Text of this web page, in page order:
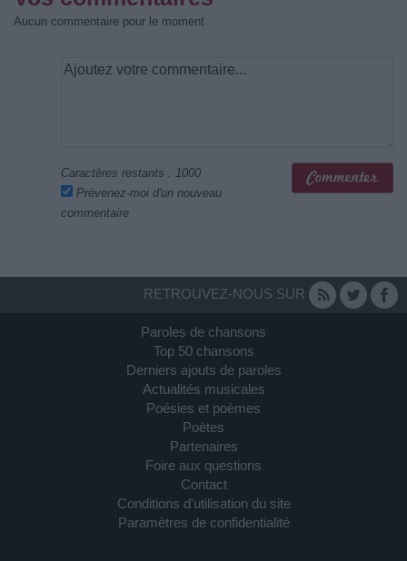
Aucun commentaire pour le moment
Caractères restants : 1000
Prévenez-moi d'un nouveau
commentaire
RETROUVEZ-NOUS SUR
Paroles de chansons
Top 50 chansons
Derniers ajouts de paroles
Actualités musicales
Poésies et poèmes
Poètes
Partenaires
Foire aux questions
Contact
Conditions d'utilisation du site
Paramètres de confidentialité